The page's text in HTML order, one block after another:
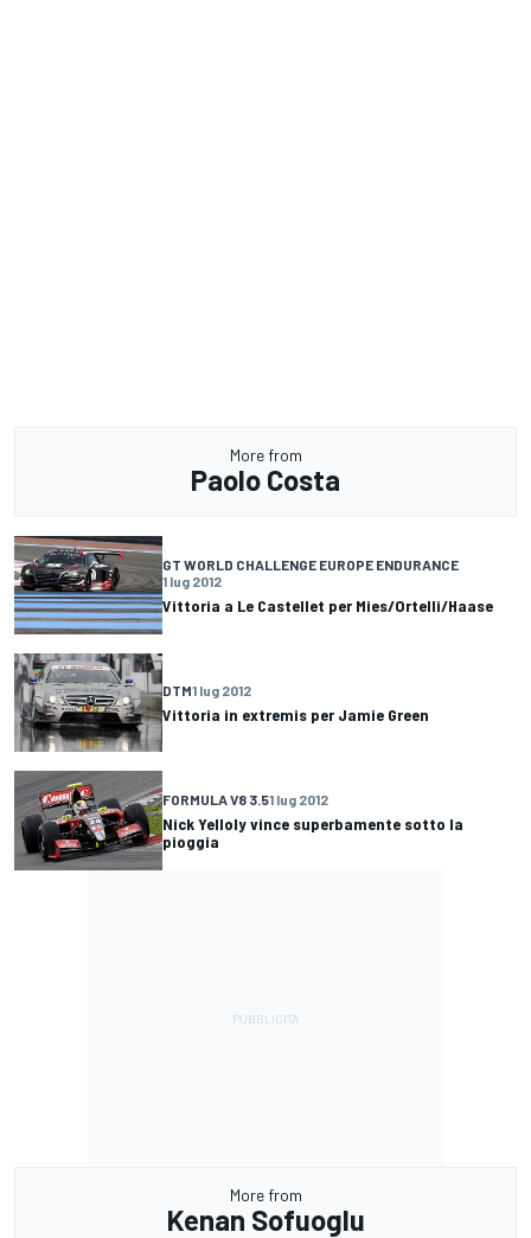
More from
Paolo Costa
GT WORLD CHALLENGE EUROPE ENDURANCE
1 lug 2012
Vittoria a Le Castellet per Mies/Ortelli/Haase
DTM1 lug 2012
Vittoria in extremis per Jamie Green
FORMULA V8 3.51 lug 2012
Nick Yelloly vince superbamente sotto la
pioggia
More from
Kenan Sofuoglu